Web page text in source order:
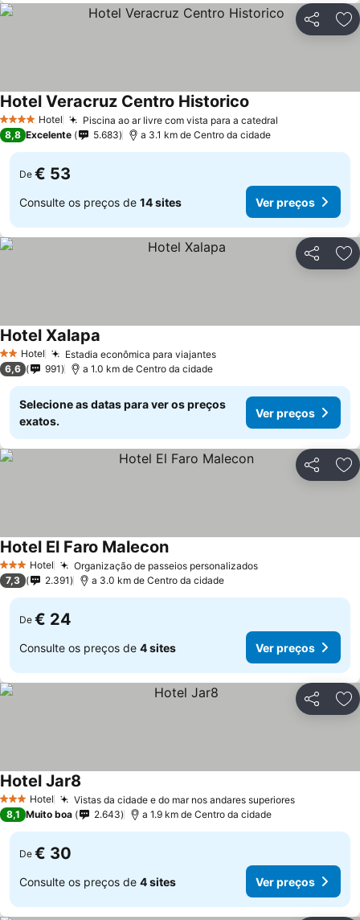
Partilhar
4 EstrelasHotel Piscina ao ar livre com vista para a catedral
Hotel Veracruz Centro Historico
8,8 Excelente 5.683 a 3.1 km de Centro da cidade
De € 53
Consulte os preços de 14 sites Ver preços
Partilhar
2 Estrelas
Hotel Estadia econômica para viajantesVer preços
Hotel Xalapa
6,6 991 a 1.0 km de Centro da cidade
Selecione as datas para ver os preços
exatos.
Ver preços
Partilhar
3 EstrelasHotel Organização de passeios personalizadosVer preços
Hotel El Faro MaleconVer preços
7,3 2.391 a 3.0 km de Centro da cidade
De € 24
Consulte os preços de 4 sites Ver preços
Partilhar
3 EstrelasHotel Vistas da cidade e do mar nos andares superioresVer preços
Hotel Jar8
8,1 Muito boa 2.643 a 1.9 km de Centro da cidade
De € 30
Consulte os preços de 4 sites Ver preços